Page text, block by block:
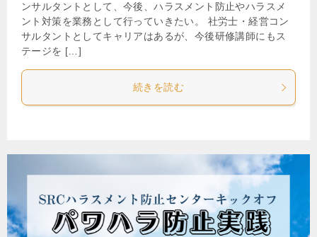
ンサルタントとして、今後、ハラスメント防止やハラスメ
ント対策を業務として行っていきたい。 社労士・経営コン
サルタントとしてキャリアはあるが、今後研修講師にもス
テージを […]
続きを読む